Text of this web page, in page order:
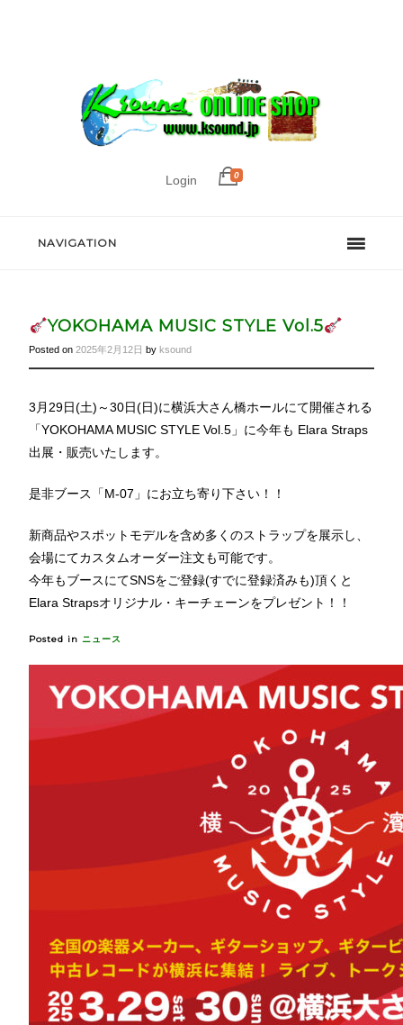
Login 0
NAVIGATION
YOKOHAMA MUSIC STYLE Vol.5
Posted on2025年2月12日 by ksound
3月29日(土)～30日(日)に横浜大さん橋ホールにて開催される
「YOKOHAMA MUSIC STYLE Vol.5」に今年も Elara Straps
出展・販売いたします。
是非ブース「M-07」にお立ち寄り下さい！！
新商品やスポットモデルを含め多くのストラップを展示し、
会場にてカスタムオーダー注文も可能です。
今年もブースにてSNSをご登録(すでに登録済みも)頂くと
Elara Strapsオリジナル・キーチェーンをプレゼント！！
Posted inニュース